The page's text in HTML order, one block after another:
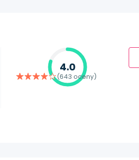
4.0
(643 oceny)